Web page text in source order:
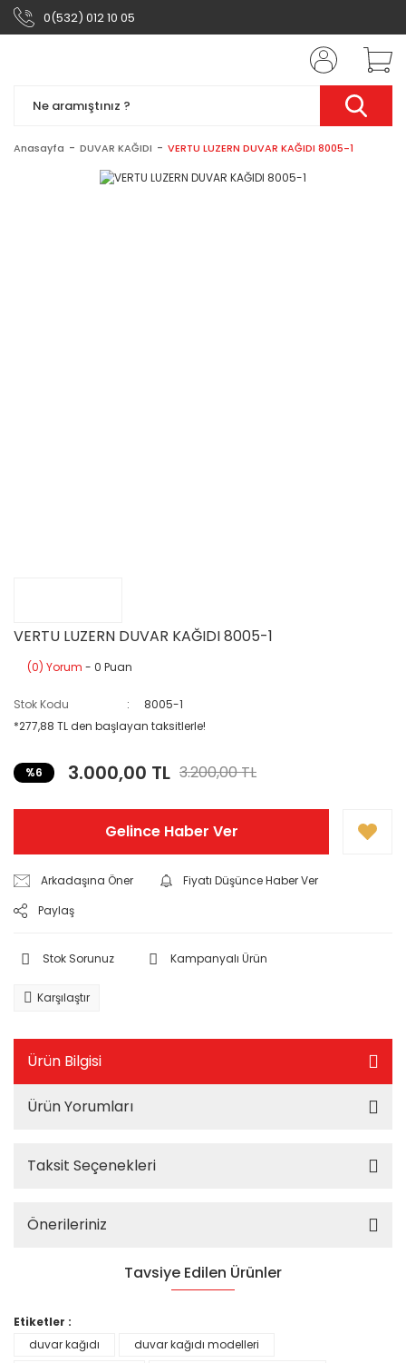
0(532) 012 10 05
Anasayfa DUVAR KAĞIDI VERTU LUZERN DUVAR KAĞIDI 8005-1
VERTU LUZERN DUVAR KAĞIDI 8005-1
(0) Yorum - 0 Puan
Stok Kodu
8005-1
*277,88 TL den başlayan taksitlerle!
%6 3.000,00 TL 3.200,00 TL
Gelince Haber Ver
Arkadaşına Öner
Fiyatı Düşünce Haber Ver
Paylaş
Stok Sorunuz Kampanyalı Ürün
Karşılaştır
Ürün Bilgisi
Ürün Yorumları
Taksit Seçenekleri
Önerileriniz
Tavsiye Edilen Ürünler
Etiketler :
duvar kağıdı
duvar kağıdı modelleri